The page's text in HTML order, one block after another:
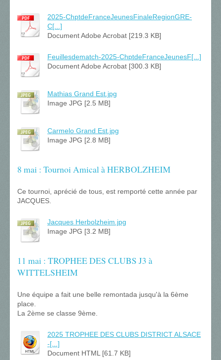
2025-ChptdeFranceJeunesFinaleRegionGRE-
C[...]
Document Adobe Acrobat [219.3 KB]
Feuillesdematch-2025-ChptdeFranceJeunesF[...]
Document Adobe Acrobat [300.3 KB]
Mathias Grand Est.jpg
Image JPG [2.5 MB]
Carmelo Grand Est.jpg
Image JPG [2.8 MB]
8 mai : Tournoi Amical à HERBOLZHEIM
Ce tournoi, aprécié de tous, est remporté cette année par
JACQUES.
Jacques Herbolzheim.jpg
Image JPG [3.2 MB]
11 mai : TROPHEE DES CLUBS J3 à
WITTELSHEIM
Une équipe a fait une belle remontada jusqu'à la 6ème
place.
La 2ème se classe 9ème.
2025 TROPHEE DES CLUBS DISTRICT ALSACE
-[...]
Document HTML [61.7 KB]